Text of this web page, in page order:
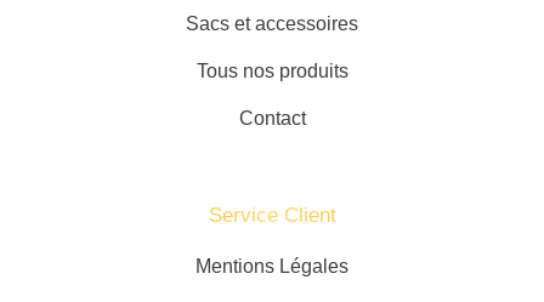
Sacs et accessoires
Tous nos produits
Contact
Service Client​
Mentions Légales